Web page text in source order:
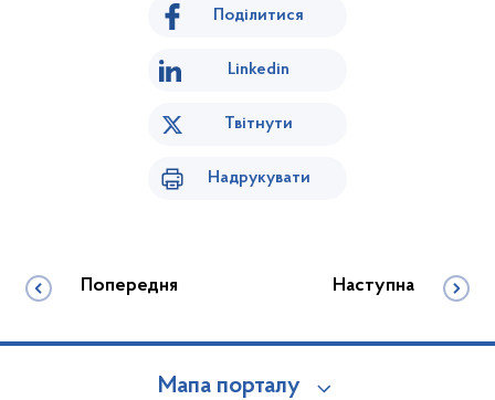
Поділитися
Linkedin
Твітнути
Надрукувати
Попередня Наступна
Мапа порталу